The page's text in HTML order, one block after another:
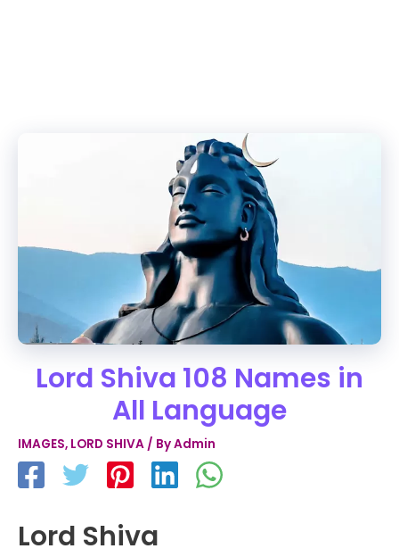
Lord Shiva 108 Names in
All Language
IMAGES, LORD SHIVA / ByAdmin
Lord Shiva